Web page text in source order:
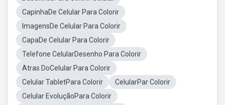
CapinhaDe Celular Para Colorir
ImagensDe Celular Para Colorir
CapaDe Celular Para Colorir
Telefone CelularDesenho Para Colorir
Atras DoCelular Para Colorir
Celular TabletPara Colorir
CelularPar Colorir
Celular EvoluçãoPara Colorir